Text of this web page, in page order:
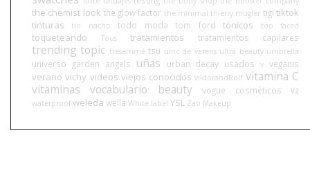
the chemist look the glow factor the minimal thierry mugler tigi tiktok
tinturas
tio nacho todo moda tom ford tónicos too faced
toqueteando Tous tratamientos tratamientos capilares
trending topic tresemmé tsu ulric de varens ultra beauty umbrella
universo garden angels uñas urban decay usados v veganis
verano vichy videos viejos conocidos viktorandRolf vitamina C
vitaminas
vocabulario beauty vogue cosméticos vz
waterproof weleda wella White label YSL Zao Makeup